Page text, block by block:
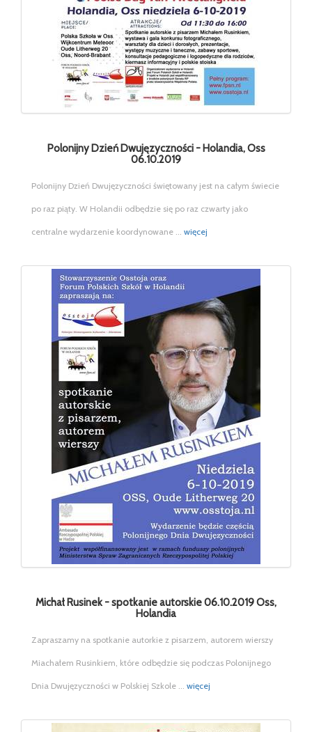
Polonijny Dzień Dwujęzyczności - Holandia, Oss
06.10.2019
Polonijny Dzień Dwujęzyczności świętowany jest na całym świecie
po raz piąty. W Holandii odbędzie się po raz czwarty jako
centralne wydarzenie koordynowane ... więcej
Michał Rusinek - spotkanie autorskie 06.10.2019 Oss,
Holandia
Zapraszamy na spotkanie autorkie z pisarzem, autorem wierszy
Miachałem Rusinkiem, które odbędzie się podczas Polonijnego
Dnia Dwujęzyczności w Polskiej Szkole ... więcej